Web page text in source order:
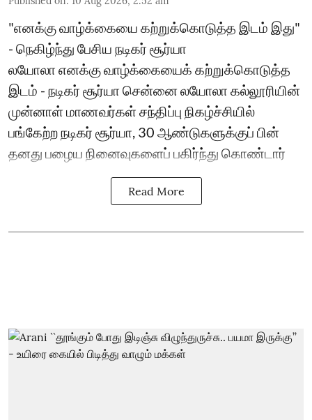
"எனக்கு வாழ்க்கையை கற்றுக்கொடுத்த இடம் இது"
- நெகிழ்ந்து பேசிய நடிகர் சூர்யா
லயோலா எனக்கு வாழ்க்கையைக் கற்றுக்கொடுத்த
இடம் - நடிகர் சூர்யா சென்னை லயோலா கல்லூரியின்
முன்னாள் மாணவர்கள் சந்திப்பு நிகழ்ச்சியில்
பங்கேற்ற நடிகர் சூர்யா, 30 ஆண்டுகளுக்குப் பின்
தனது பழைய நினைவுகளைப் பகிர்ந்து கொண்டார்
Read More